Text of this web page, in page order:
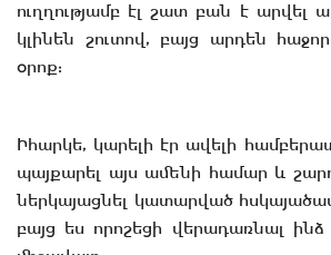
ուղղությամբ էլ շատ բան է արվել
կլինեն շուտով, բայց արդեն
օրոք:
Իհարկե, կարելի էր ավելի
պայքարել այս ամենի համար և
ներկայացնել կատարված
բայց ես որոշեցի վերադառնալ